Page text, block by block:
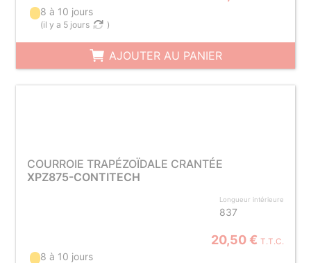
8 à 10 jours
(il y a 5 jours )
AJOUTER AU PANIER
COURROIE TRAPÉZOÏDALE CRANTÉE
XPZ875-CONTITECH
Longueur intérieure
837
20,50 € T.T.C.
8 à 10 jours